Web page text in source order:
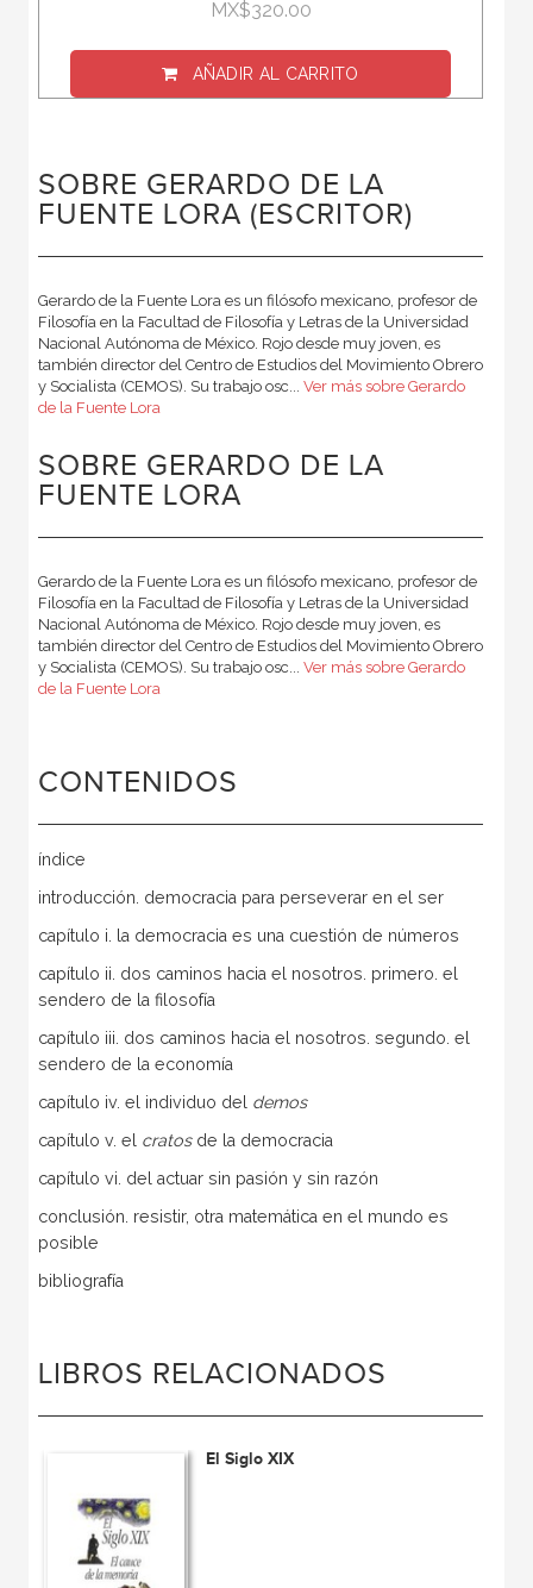
MX$320.00
AÑADIR AL CARRITO
SOBRE GERARDO DE LA
FUENTE LORA (ESCRITOR)
Gerardo de la Fuente Lora es un filósofo mexicano, profesor de
Filosofía en la Facultad de Filosofía y Letras de la Universidad
Nacional Autónoma de México. Rojo desde muy joven, es
también director del Centro de Estudios del Movimiento Obrero
y Socialista (CEMOS). Su trabajo osc... Ver más sobre Gerardo
de la Fuente Lora
SOBRE GERARDO DE LA
FUENTE LORA
Gerardo de la Fuente Lora es un filósofo mexicano, profesor de
Filosofía en la Facultad de Filosofía y Letras de la Universidad
Nacional Autónoma de México. Rojo desde muy joven, es
también director del Centro de Estudios del Movimiento Obrero
y Socialista (CEMOS). Su trabajo osc... Ver más sobre Gerardo
de la Fuente Lora
CONTENIDOS
índice
introducción. democracia para perseverar en el ser
capítulo i. la democracia es una cuestión de números
capítulo ii. dos caminos hacia el nosotros. primero. el
sendero de la filosofía
capítulo iii. dos caminos hacia el nosotros. segundo. el
sendero de la economía
capítulo iv. el individuo del demos
capítulo v. el cratos de la democracia
capítulo vi. del actuar sin pasión y sin razón
conclusión. resistir, otra matemática en el mundo es
posible
bibliografía
LIBROS RELACIONADOS
El Siglo XIX